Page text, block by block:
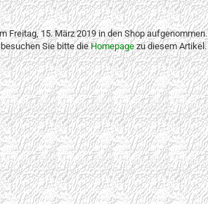
Freitag, 15. März 2019 in den Shop aufgenommen.
Sie bitte dieHomepagezu diesem Artikel.